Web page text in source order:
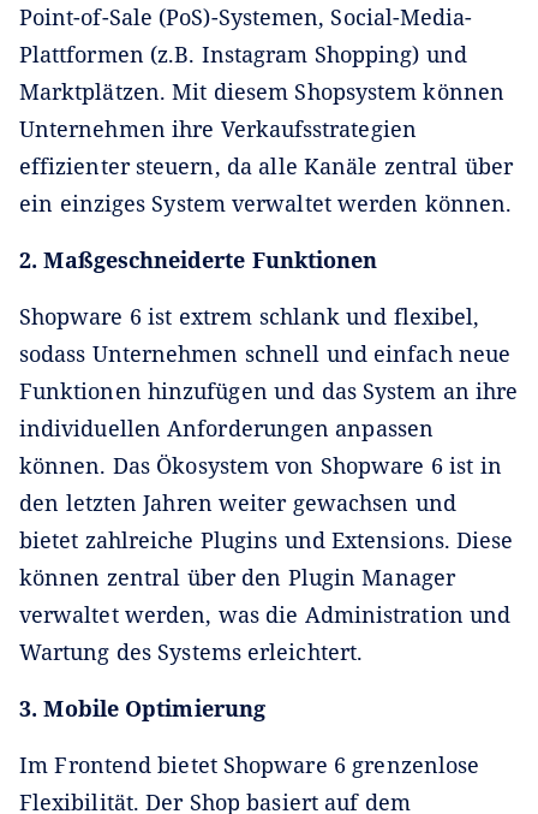
Point-of-Sale (PoS)-Systemen, Social-Media-
Plattformen (z.B. Instagram Shopping) und
Marktplätzen. Mit diesem Shopsystem können
Unternehmen ihre Verkaufsstrategien
effizienter steuern, da alle Kanäle zentral über
ein einziges System verwaltet werden können.
2. Maßgeschneiderte Funktionen
Shopware 6 ist extrem schlank und flexibel,
sodass Unternehmen schnell und einfach neue
Funktionen hinzufügen und das System an ihre
individuellen Anforderungen anpassen
können. Das Ökosystem von Shopware 6 ist in
den letzten Jahren weiter gewachsen und
bietet zahlreiche Plugins und Extensions. Diese
können zentral über den Plugin Manager
verwaltet werden, was die Administration und
Wartung des Systems erleichtert.
3. Mobile Optimierung
Im Frontend bietet Shopware 6 grenzenlose
Flexibilität. Der Shop basiert auf dem